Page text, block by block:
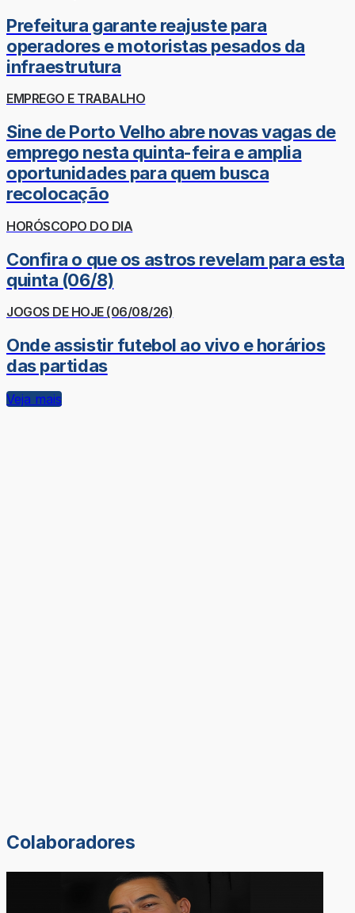
Prefeitura garante reajuste para
operadores e motoristas pesados da
infraestrutura
EMPREGO E TRABALHO
Sine de Porto Velho abre novas vagas de
emprego nesta quinta-feira e amplia
oportunidades para quem busca
recolocação
HORÓSCOPO DO DIA
Confira o que os astros revelam para esta
quinta (06/8)
JOGOS DE HOJE (06/08/26)
Onde assistir futebol ao vivo e horários
das partidas
Veja mais
Colaboradores